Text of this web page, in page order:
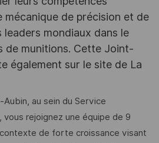
mécanique de précision et de
leaders mondiaux dans le
de munitions. Cette Joint-
également sur le site de La
au sein du Service
rejoignez une équipe de 9
de forte croissance visant